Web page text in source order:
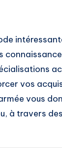
vos
vous
à travers